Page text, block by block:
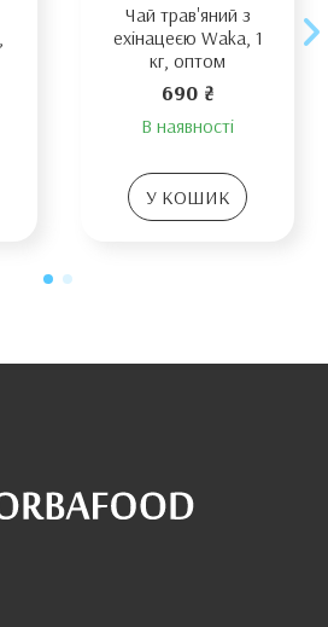
Чай трав'яний з
ехінацеєю Waka, 1
кг, оптом
690 ₴
В наявності
У КОШИК